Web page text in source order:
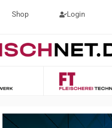
Shop Login